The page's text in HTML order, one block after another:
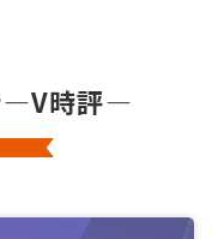
―V時評―